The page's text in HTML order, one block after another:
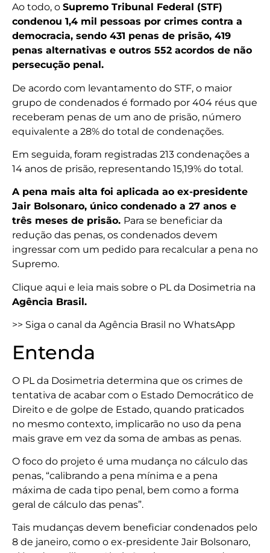
Ao todo, o Supremo Tribunal Federal (STF)
condenou 1,4 mil pessoas por crimes contra a
democracia, sendo 431 penas de prisão, 419
penas alternativas e outros 552 acordos de não
persecução penal.
De acordo com levantamento do STF, o maior
grupo de condenados é formado por 404 réus que
receberam penas de um ano de prisão, número
equivalente a 28% do total de condenações.
Em seguida, foram registradas 213 condenações a
14 anos de prisão, representando 15,19% do total.
A pena mais alta foi aplicada ao ex-presidente
Jair Bolsonaro, único condenado a 27 anos e
três meses de prisão. Para se beneficiar da
redução das penas, os condenados devem
ingressar com um pedido para recalcular a pena no
Supremo.
Clique aqui e leia mais sobre o PL da Dosimetria na
Agência Brasil.
>> Siga o canal da Agência Brasil no WhatsApp
Entenda
O PL da Dosimetria determina que os crimes de
tentativa de acabar com o Estado Democrático de
Direito e de golpe de Estado, quando praticados
no mesmo contexto, implicarão no uso da pena
mais grave em vez da soma de ambas as penas.
O foco do projeto é uma mudança no cálculo das
penas, “calibrando a pena mínima e a pena
máxima de cada tipo penal, bem como a forma
geral de cálculo das penas”.
Tais mudanças devem beneficiar condenados pelo
8 de janeiro, como o ex-presidente Jair Bolsonaro,